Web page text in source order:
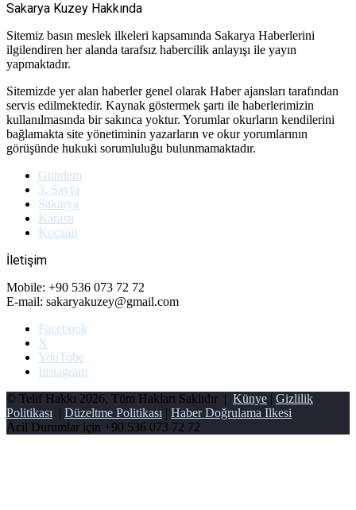
Sakarya Kuzey Hakkında
Sitemiz basın meslek ilkeleri kapsamında Sakarya Haberlerini
ilgilendiren her alanda tarafsız habercilik anlayışı ile yayın
yapmaktadır.
Sitemizde yer alan haberler genel olarak Haber ajansları tarafından
servis edilmektedir. Kaynak göstermek şartı ile haberlerimizin
kullanılmasında bir sakınca yoktur. Yorumlar okurların kendilerini
bağlamakta site yönetiminin yazarların ve okur yorumlarının
görüşünde hukuki sorumluluğu bulunmamaktadır.
Gündem
3. Sayfa
Sakarya
Karasu
Kocaali
İletişim
Mobile: +90 536 073 72 72
E-mail: sakaryakuzey@gmail.com
Facebook
X
YouTube
Instagram
© Telif Hakkı 2026, Tüm Hakları Saklıdır | Künye | Gizlilik
Politikası | Düzeltme Politikası | Haber Doğrulama Ilkesi
Acil Durumlar için +90 536 073 72 72